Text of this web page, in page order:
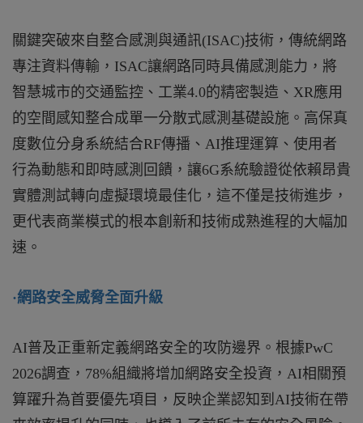
關鍵突破來自整合感測與通訊(ISAC)技術，傳統網路
專注資料傳輸，ISAC讓網路同時具備感測能力，將
智慧城市的交通監控、工業4.0的精密製造、XR應用
的空間感知整合成單一分散式感測基礎設施。高保真
度數位分身系統結合RF傳播、AI推理運算、使用者
行為動態和即時感測回饋，讓6G系統驗證從依賴昂貴
實體測試轉向虛擬環境最佳化，這不僅是技術進步，
更代表商業模式的根本創新和技術成熟進程的大幅加
速。
·網路安全威脅全面升級
AI普及正重新定義網路安全的攻防邊界。根據PwC
2026調查，78%組織將增加網路安全投資，AI相關預
算躍升為首要優先項目，反映企業認知到AI技術在帶